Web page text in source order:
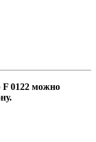
0122 можно